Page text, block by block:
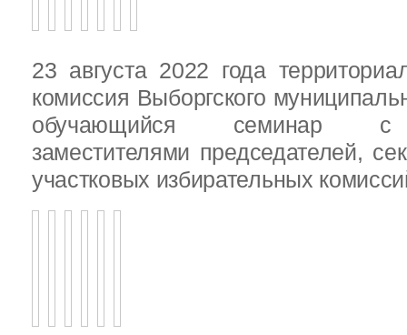
23 августа 2022 года
комиссия Выборгского
обучающийся семинар с
заместителями председателей,
участковых избирательных